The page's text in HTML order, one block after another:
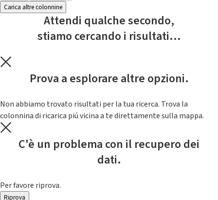
Carica altre colonnine
Attendi qualche secondo,
stiamo cercando i risultati...
Prova a esplorare altre opzioni.
Non abbiamo trovato risultati per la tua ricerca. Trova la
colonnina di ricarica piú vicina a te direttamente sulla mappa.
C'è un problema con il recupero dei
dati.
Per favore riprova.
Riprova